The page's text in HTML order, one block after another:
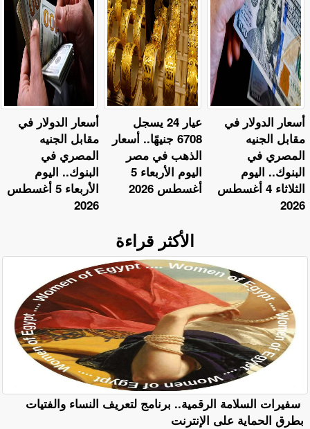
أسعار الدولار في
مقابل الجنيه
المصري في
البنوك.. اليوم
الأربعاء 5 أغسطس
2026
عيار 24 يسجل
6708 جنيهًا.. أسعار
الذهب في مصر
اليوم الأربعاء 5
أغسطس 2026
أسعار الدولار في
مقابل الجنيه
المصري في
البنوك.. اليوم
الثلاثاء 4 أغسطس
2026
الأكثر قراءة
سفيرات السلامة الرقمية.. برنامج لتعريف النساء والفتيات
بطرق الحماية على الإنترنت